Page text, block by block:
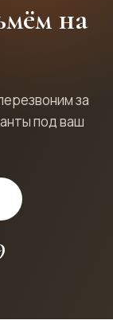
на
за
под ваш